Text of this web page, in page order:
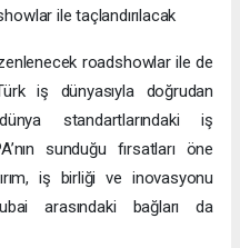
ile taçlandırılacak
roadshowlar ile de
iş dünyasıyla doğrudan
standartlarındaki iş
sunduğu fırsatları öne
iş birliği ve inovasyonu
arasındaki bağları da